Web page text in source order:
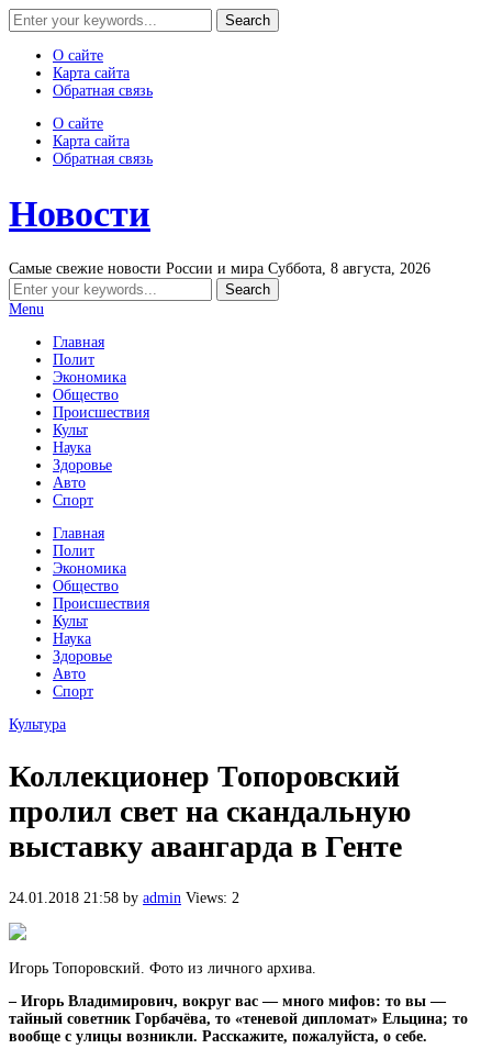
О сайте
Карта сайта
Обратная связь
О сайте
Карта сайта
Обратная связь
Новости
Самые свежие новости России и мира Суббота, 8 августа, 2026
Menu
Главная
Полит
Экономика
Общество
Происшествия
Культ
Наука
Здоровье
Авто
Спорт
Главная
Полит
Экономика
Общество
Происшествия
Культ
Наука
Здоровье
Авто
Спорт
Культура
Коллекционер Топоровский
пролил свет на скандальную
выставку авангарда в Генте
24.01.2018 21:58 by admin Views: 2
Игорь Топоровский. Фото из личного архива.
– Игорь Владимирович, вокруг вас — много мифов: то вы —
тайный советник Горбачёва, то «теневой дипломат» Ельцина; то
вообще с улицы возникли. Расскажите, пожалуйста, о себе.